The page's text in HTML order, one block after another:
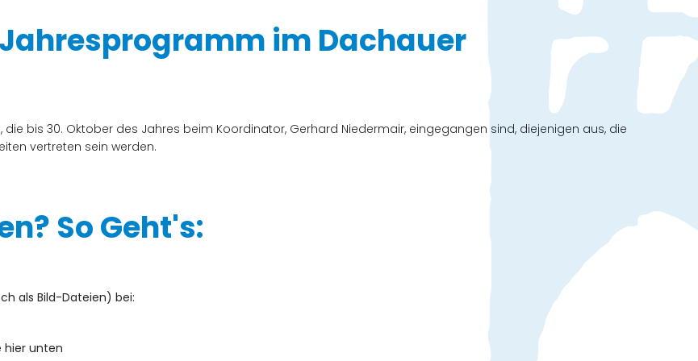
im Dachauer
bis 30. Oktober des Jahres beim Koordinator, Gerhard Niedermair, eingegangen sind, diejenigen aus, die
vertreten sein werden.
So Geht's:
als Bild-Dateien) bei:
hier unten